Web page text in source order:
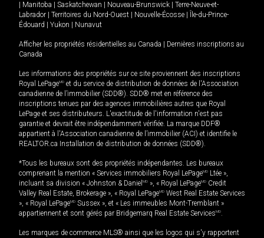
Manitoba Saskatchewan Nouveau-Brunswick
Terre-Neuve-et-
Labrador
Territoires du Nord-Ouest Nouvelle-Écosse
Île-du-Prince-
Édouard
Yukon Nunavut
Afficher les propriétés résidentielles au Canada
Dernières inscriptions au
Canada
Les informations des propriétés sur ce site proviennent des inscriptions
Royal LePageMD et du service de distribution de données de l'Association
canadienne de l’immobilier (SDD®). SDD® met en référence des
inscriptions tenues par des agences immobilières autres que Royal
LePage et ses distributeurs. L'exactitude de l'information n'est pas
garantie et devrait être indépendamment vérifiée. La marque DDF®
appartient à l'Association canadienne de l’immobilier (ACI) et identifie le
REALTOR.ca Installation de distribution de données (SDD®).
*Tous les bureaux sont des propriétés indépendantes. Les bureaux
comprenant la mention « Services immobiliers Royal LePageMD Ltée »,
incluant sa division « Johnston & Daniel MD », « Royal LePageMD Credit
Valley Real Estate, Brokerage », « Royal LePageMD West Real Estate Services
», « Royal LePageMD Sussex », et « Les immeubles Mont-Tremblant »
appartiennent et sont gérés par Bridgemarq Real Estate ServicesMD.
Les marques de commerce MLS® ainsi que les logos qui s'y rapportent